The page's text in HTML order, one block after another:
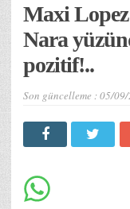
Maxi
Nara
pozitif!..
Son güncelleme :05/